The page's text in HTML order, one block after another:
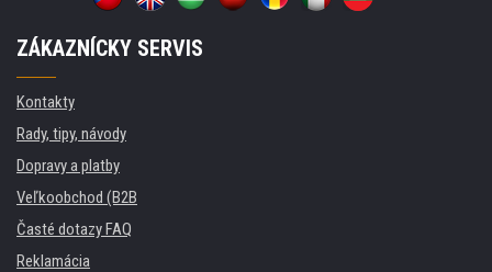
ZÁKAZNÍCKY SERVIS
Kontakty
Rady, tipy, návody
Dopravy a platby
Veľkoobchod (B2B
Časté dotazy FAQ
Reklamácia